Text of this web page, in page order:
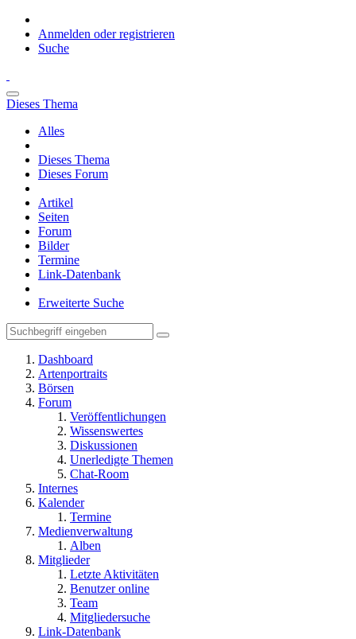
Anmelden oder registrieren
Suche
Dieses Thema
Alles
Dieses Thema
Dieses Forum
Artikel
Seiten
Forum
Bilder
Termine
Link-Datenbank
Erweiterte Suche
Dashboard
Artenportraits
Börsen
Forum
Veröffentlichungen
Wissenswertes
Diskussionen
Unerledigte Themen
Chat-Room
Internes
Kalender
Termine
Medienverwaltung
Alben
Mitglieder
Letzte Aktivitäten
Benutzer online
Team
Mitgliedersuche
Link-Datenbank